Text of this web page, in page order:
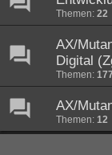
Themen: 22
AX/
Digital
Themen: 177
AX/
Themen: 12